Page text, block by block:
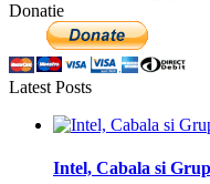
Donatie
Latest Posts
Intel, Cabala si